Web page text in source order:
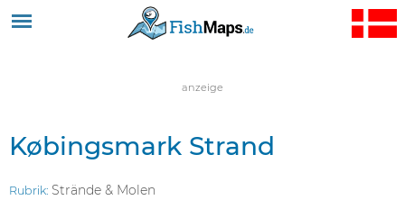
Jump to navigation
anzeige
Købingsmark Strand
Rubrik: Strände & Molen